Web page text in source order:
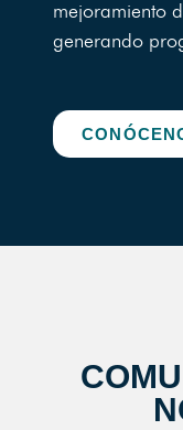
mejoramiento
generando